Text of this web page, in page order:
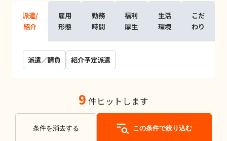
派遣/
紹介
雇用
形態
勤務
時間
福利
厚生
生活
環境
こだ
わり
派遣／請負 紹介予定派遣
9 件ヒットします
条件を消去する この条件で絞り込む